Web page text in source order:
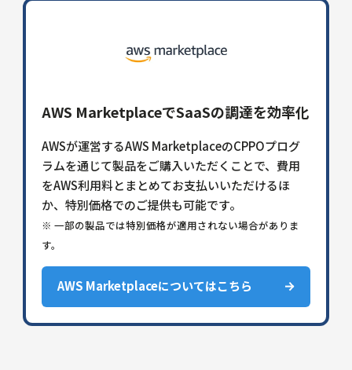
AWS MarketplaceでSaaSの調達を効率化
AWSが運営するAWS MarketplaceのCPPOプログ
ラムを通じて製品をご購入いただくことで、費用
をAWS利用料とまとめてお支払いいただけるほ
か、特別価格でのご提供も可能です。
※ 一部の製品では特別価格が適用されない場合がありま
す。
AWS Marketplaceについてはこちら